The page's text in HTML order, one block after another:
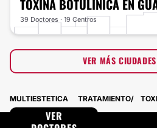
TOXINA BOTULÍNICA EN
39 Doctores · 19 Centros
Sinaloa
Veracruz
Michoacán
VER MÁS
VER
MULTIESTETICA TRATAMIENTO